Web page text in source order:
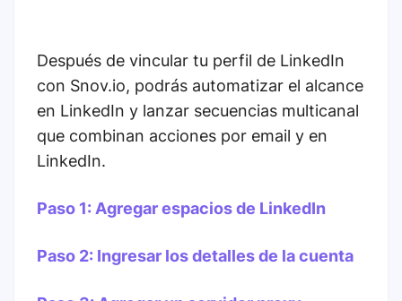
Después de vincular tu perfil de LinkedIn
con Snov.io, podrás automatizar el alcance
en LinkedIn y lanzar secuencias multicanal
que combinan acciones por email y en
LinkedIn.
Paso 1: Agregar espacios de LinkedIn
Paso 2: Ingresar los detalles de la cuenta